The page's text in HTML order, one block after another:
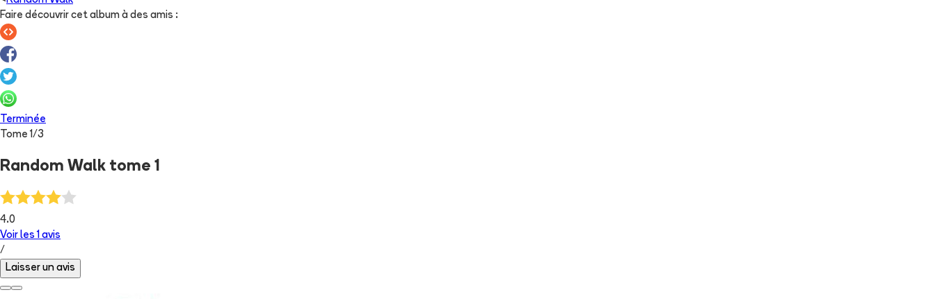
Faire découvrir cet album à des amis :
Terminée
Tome1/3
Random Walk tome 1
4.0
Voir les 1 avis
/
Laisser un avis